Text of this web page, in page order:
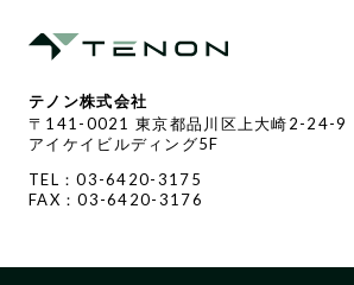
テノン株式会社
〒141-0021 東京都品川区上大崎2-24-9
アイケイビルディング5F
TEL：03-6420-3175
FAX：03-6420-3176